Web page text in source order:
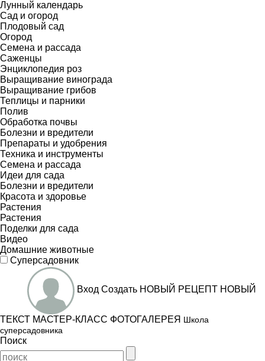
Лунный календарь
Сад и огород
Плодовый сад
Огород
Семена и рассада
Саженцы
Энциклопедия роз
Выращивание винограда
Выращивание грибов
Теплицы и парники
Полив
Обработка почвы
Болезни и вредители
Препараты и удобрения
Техника и инструменты
Семена и рассада
Идеи для сада
Болезни и вредители
Красота и здоровье
Растения
Растения
Поделки для сада
Видео
Домашние животные
Суперсадовник
Вход Создать НОВЫЙ РЕЦЕПТ НОВЫЙ
ТЕКСТ МАСТЕР-КЛАСС ФОТОГАЛЕРЕЯ Школа
суперсадовника
Поиск